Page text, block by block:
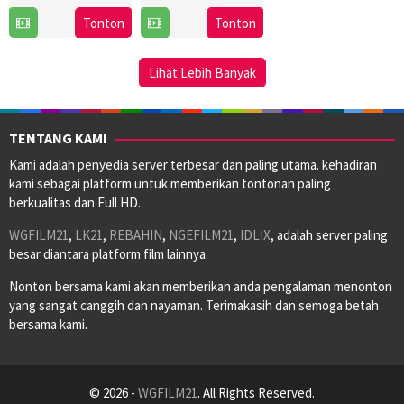
Tonton
Mar
2026
Kirill
Sokolov
Tonton
Lihat Lebih Banyak
TENTANG KAMI
Kami adalah penyedia server terbesar dan paling utama. kehadiran
kami sebagai platform untuk memberikan tontonan paling
berkualitas dan Full HD.
WGFILM21, LK21, REBAHIN, NGEFILM21, IDLIX, adalah server paling
besar diantara platform film lainnya.
Nonton bersama kami akan memberikan anda pengalaman menonton
yang sangat canggih dan nayaman. Terimakasih dan semoga betah
bersama kami.
© 2026 - WGFILM21. All Rights Reserved.